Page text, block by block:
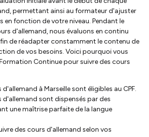
permettant ainsi au formateur d'ajuster
en fonction de votre niveau. Pendant le
d'allemand, nous évaluons en continu
de réadapter constamment le contenu de
de vos besoins. Voici pourquoi vous
Continue pour suivre des cours
à Marseille sont éligibles au CPF.
d'allemand sont dispensés par des
une maîtrise parfaite de la langue
des cours d'allemand selon vos